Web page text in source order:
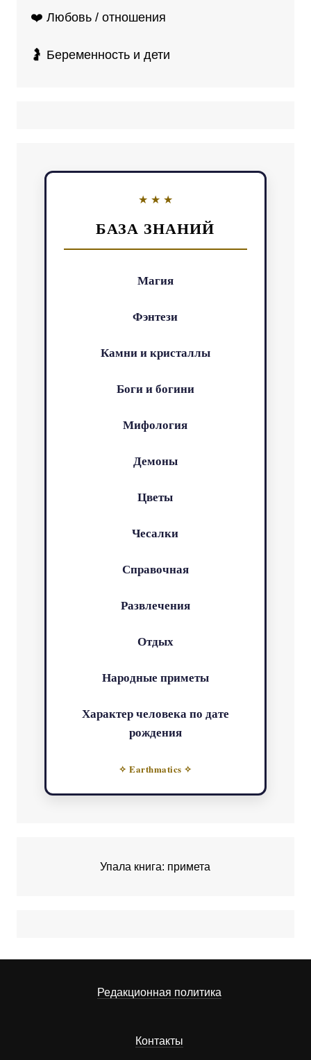
❤️ Любовь / отношения
🤰 Беременность и дети
БАЗА ЗНАНИЙ
Магия
Фэнтези
Камни и кристаллы
Боги и богини
Мифология
Демоны
Цветы
Чесалки
Справочная
Развлечения
Отдых
Народные приметы
Характер человека по дате
рождения
✧ Earthmatics ✧
Упала книга: примета
Редакционная политика
Контакты